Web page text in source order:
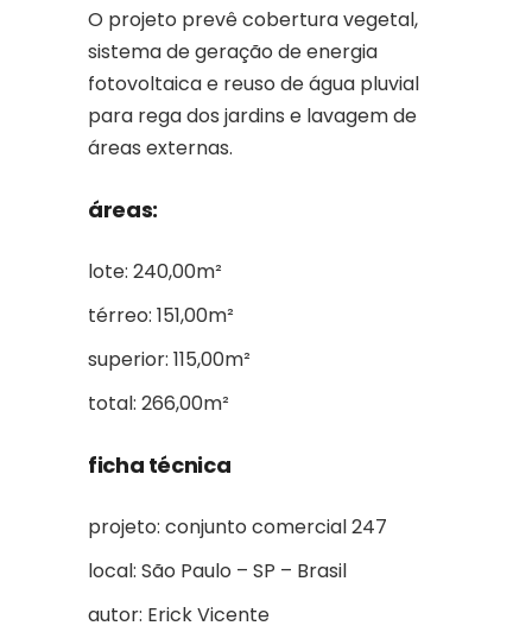
O projeto prevê cobertura vegetal,
sistema de geração de energia
fotovoltaica e reuso de água pluvial
para rega dos jardins e lavagem de
áreas externas.
áreas:
lote: 240,00m²
térreo: 151,00m²
superior: 115,00m²
total: 266,00m²
ficha técnica
projeto: conjunto comercial 247
local: São Paulo – SP – Brasil
autor: Erick Vicente